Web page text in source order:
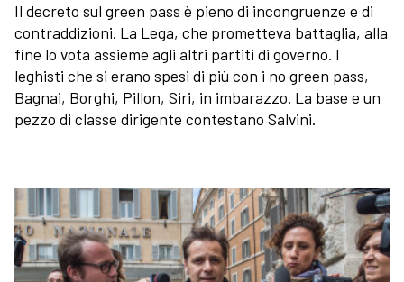
Il decreto sul green pass è pieno di incongruenze e di
contraddizioni. La Lega, che prometteva battaglia, alla
fine lo vota assieme agli altri partiti di governo. I
leghisti che si erano spesi di più con i no green pass,
Bagnai, Borghi, Pillon, Siri, in imbarazzo. La base e un
pezzo di classe dirigente contestano Salvini.